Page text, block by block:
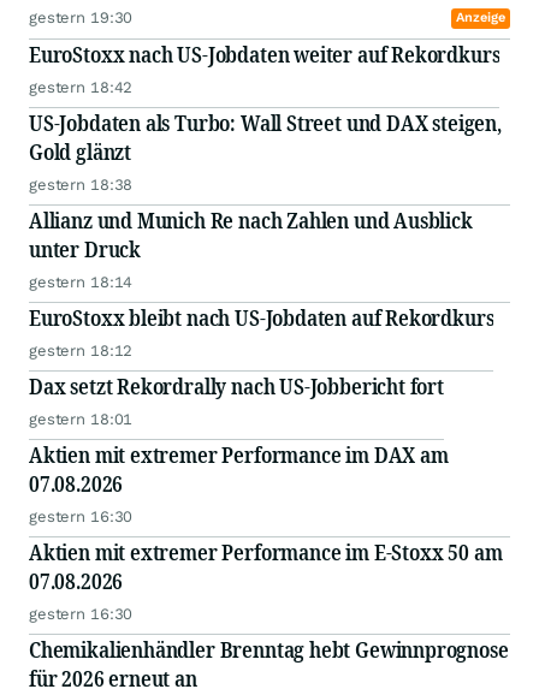
gestern 19:30 Anzeige
EuroStoxx nach US-Jobdaten weiter auf Rekordkurs
gestern 18:42
US-Jobdaten als Turbo: Wall Street und DAX steigen,
Gold glänzt
gestern 18:38
Allianz und Munich Re nach Zahlen und Ausblick
unter Druck
gestern 18:14
EuroStoxx bleibt nach US-Jobdaten auf Rekordkurs
gestern 18:12
Dax setzt Rekordrally nach US-Jobbericht fort
gestern 18:01
Aktien mit extremer Performance im DAX am
07.08.2026
gestern 16:30
Aktien mit extremer Performance im E-Stoxx 50 am
07.08.2026
gestern 16:30
Chemikalienhändler Brenntag hebt Gewinnprognose
für 2026 erneut an